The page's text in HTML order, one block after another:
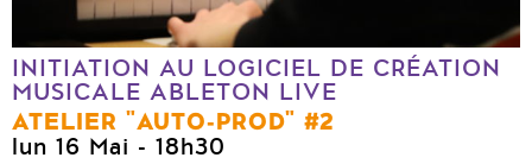
INITIATION AU LOGICIEL DE CRÉATION
MUSICALE ABLETON LIVE
ATELIER "AUTO-PROD" #2
lun 16 Mai - 18h30